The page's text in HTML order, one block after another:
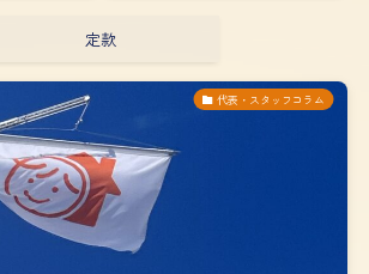
定款
代表・スタッフコラム